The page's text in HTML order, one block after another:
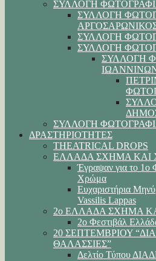
ΣΥΛΛΟΓΗ
ΣΥΛΛΟΓΗ
ΣΥΛΛΟΓΗ
ΣΥΛΛΟΓΗ
ΣΥΛΛΟΓΗ
ΣΥΛΛΟΓΗ
ΔΡΑΣΤΗΡΙΟΤΗΤΕΣ
THEATRICAL DROPS
ΕΛΛΑΔΑ ΣΧΗΜΑ ΚΑΙ
Έγραψαν για το 1ο
Χρώμα
Ευχαριστήρια
Vassilis Lappas
2ο ΕΛΛΑΔΑ ΣΧΗΜΑ
2ο Φεστιβάλ
20 ΣΕΠΤΕΜΒΡΙΟΥ
ΘΑΛΑΣΣΙΕΣ”
Δελτίο Τύπου